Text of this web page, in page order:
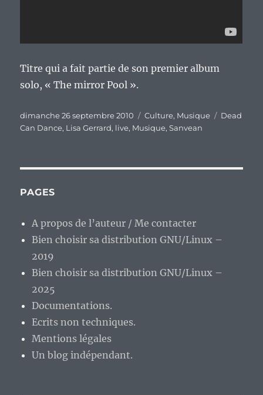
Titre qui a fait partie de son premier album
solo, « The mirror Pool ».
Publié
le
dimanche 26 septembre 2010 Catégories
Culture, Musique Étiquettes
Dead
Can Dance, Lisa Gerrard, live, Musique,Sanvean
PAGES
A propos de l’auteur / Me contacter
Bien choisir sa distribution GNU/Linux –
2019
Bien choisir sa distribution GNU/Linux –
2025
Documentations.
Ecrits non techniques.
Mentions légales
Un blog indépendant.